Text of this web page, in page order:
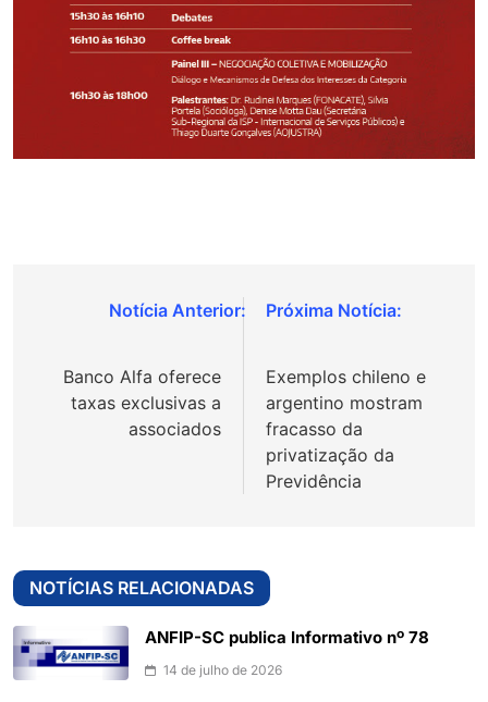
Navegação
Post
Banco Alfa oferece
taxas exclusivas a
associados
Exemplos chileno e
argentino mostram
fracasso da
privatização da
Previdência
NOTÍCIAS RELACIONADAS
ANFIP-SC publica Informativo nº 78
14 de julho de 2026